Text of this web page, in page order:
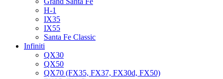
H-1
IX35
IX55
Santa Fe Classic
Infiniti
QX30
QX50
QX70 (FX35, FX37, FX30d, FX50)